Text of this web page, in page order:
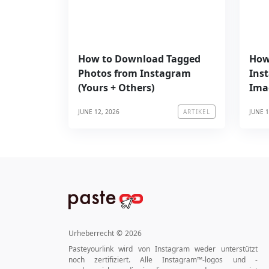
JUNE 12, 2026 ARTIKEL
How to Download Tagged
Photos from Instagram
(Yours + Others)
JUNE
Urheberrecht © 2026
Pasteyourlink wird von Instagram weder unterstützt
noch zertifiziert. Alle Instagram™-logos und -